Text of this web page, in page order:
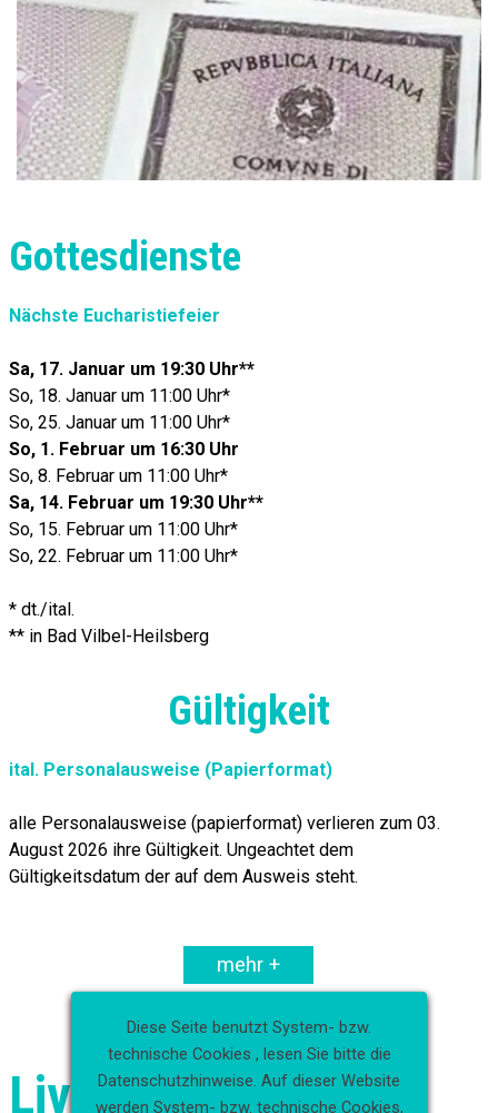
Gottesdienste
Nächste Eucharistiefeier
Sa, 17. Januar um 19:30 Uhr**
So, 18. Januar um 11:00 Uhr*
So, 25. Januar um 11:00 Uhr*
So, 1. Februar um 16:30 Uhr
So, 8. Februar um 11:00 Uhr*
Sa, 14. Februar um 19:30 Uhr**
So, 15. Februar um 11:00 Uhr*
So, 22. Februar um 11:00 Uhr*
* dt./ital.
** in Bad Vilbel-Heilsberg
Gültigkeit
ital. Personalausweise (Papierformat)
alle Personalausweise (papierformat) verlieren zum 03.
August 2026 ihre Gültigkeit. Ungeachtet dem
Gültigkeitsdatum der auf dem Ausweis steht.
mehr +
Live Chat
Diese Seite benutzt System- bzw.
technische Cookies , lesen Sie bitte die
Datenschutzhinweise. Auf dieser Website
werden System- bzw. technische Cookies,